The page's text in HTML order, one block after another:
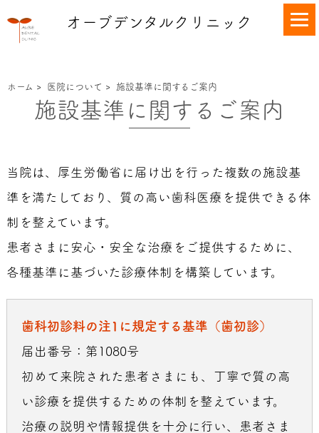
オーブデンタルクリニック
ホーム > 医院について > 施設基準に関するご案内
施設基準に関するご案内
当院は、厚生労働省に届け出を行った複数の施設基
準を満たしており、質の高い歯科医療を提供できる体
制を整えています。
患者さまに安心・安全な治療をご提供するために、
各種基準に基づいた診療体制を構築しています。
歯科初診料の注1に規定する基準（歯初診）
届出番号：第1080号
初めて来院された患者さまにも、丁寧で質の高
い診療を提供するための体制を整えています。
治療の説明や情報提供を十分に行い、患者さま